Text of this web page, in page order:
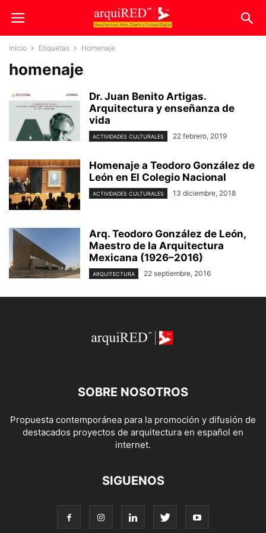
Inicio Etiquetas Homenaje
homenaje
Dr. Juan Benito Artigas.
Arquitectura y enseñanza de
vida
ACTIVIDADES CULTURALES 22 febrero, 2019
Homenaje a Teodoro González de
León en El Colegio Nacional
ACTIVIDADES CULTURALES 13 diciembre, 2018
Arq. Teodoro González de León,
Maestro de la Arquitectura
Mexicana (1926–2016)
ARQUITECTURA 22 septiembre, 2016
SOBRE NOSOTROS
Propuesta contemporánea para la promoción y difusión de
destacados proyectos de arquitectura en español en
internet.
SIGUENOS